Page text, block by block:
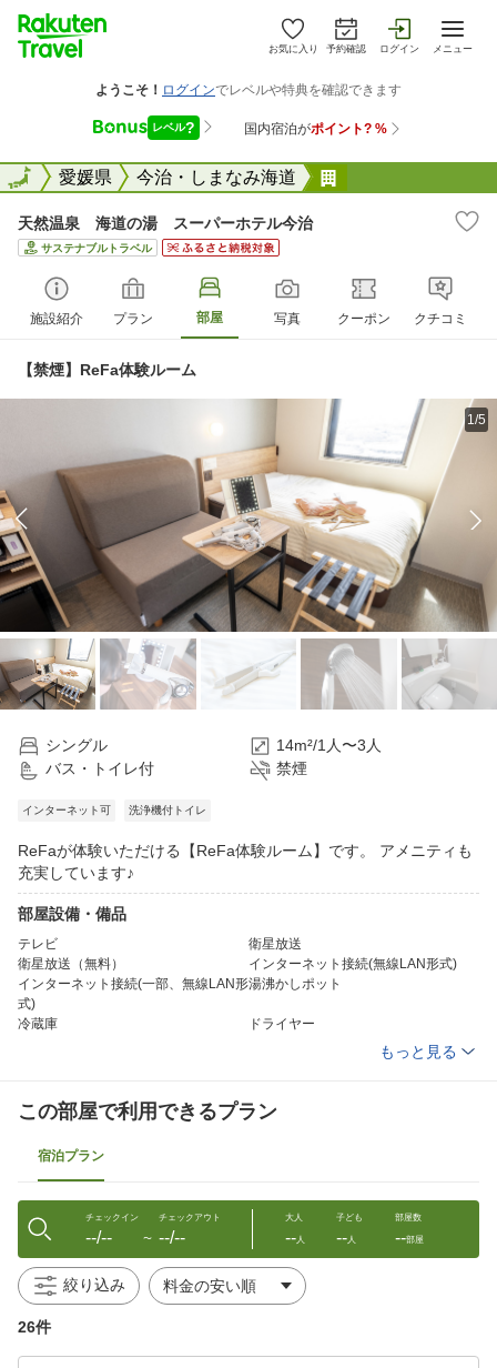
お気に入り 予約確認 ログイン メニュー
全国愛媛県 今治・しまなみ海道
全国
天然温泉 海道の湯 スーパーホテル今治
サステナブルトラベル
施設紹介 プラン 部屋 写真 クーポン クチコミ
【禁煙】ReFa体験ルーム
1/5
シングル
14m²/1人〜3人
バス・トイレ付
禁煙
インターネット可 洗浄機付トイレ
ReFaが体験いただける【ReFa体験ルーム】です。 アメニティも
充実しています♪
部屋設備・備品
テレビ
衛星放送
衛星放送（無料）
インターネット接続(無線LAN形式)
インターネット接続(一部、無線LAN形
式)
湯沸かしポット
冷蔵庫
ドライヤー
ボディーソープ
シャンプー
コンディショナー
タオル
もっと見る
この部屋で利用できるプラン
宿泊プラン
チェックイン
--/-- 〜
チェックアウト
--/--
大人
--人
子ども
-- 人
部屋数
--部屋
絞り込み
26件